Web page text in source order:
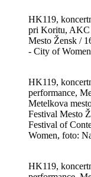
HK119,
pri Koritu, AKC
Mesto Žensk /
- City of
HK119,
performance,
Metelkova
Festival Mesto
Festival of
Women, foto:
HK119,